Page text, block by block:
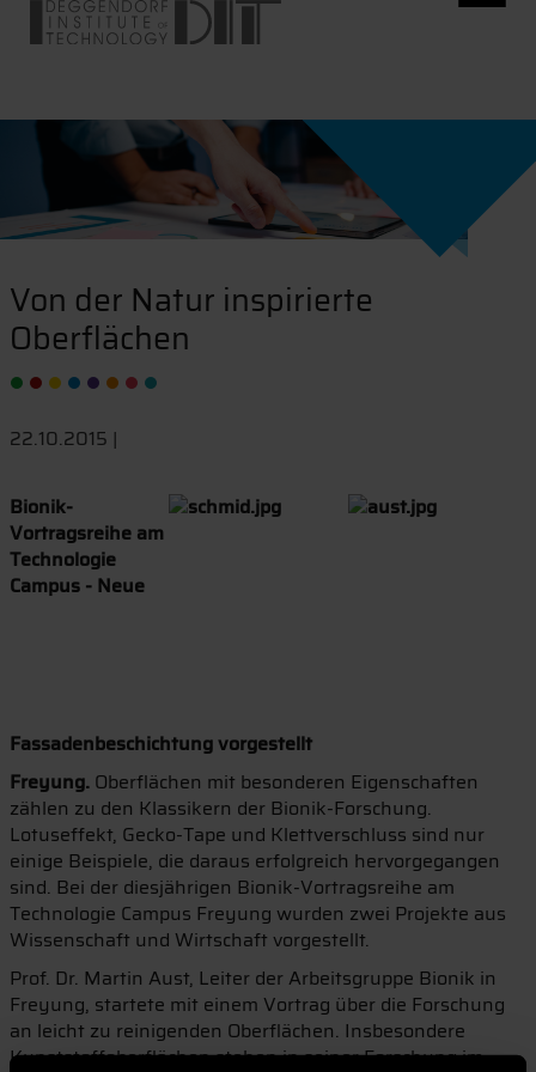
Von der Natur inspirierte
Oberflächen
22.10.2015 |
Bionik-
Vortragsreihe am
Technologie
Campus - Neue
Fassadenbeschichtung vorgestellt
Freyung. Oberflächen mit besonderen Eigenschaften
zählen zu den Klassikern der Bionik-Forschung.
Lotuseffekt, Gecko-Tape und Klettverschluss sind nur
einige Beispiele, die daraus erfolgreich hervorgegangen
sind. Bei der diesjährigen Bionik-Vortragsreihe am
Technologie Campus Freyung wurden zwei Projekte aus
Wissenschaft und Wirtschaft vorgestellt.
Prof. Dr. Martin Aust, Leiter der Arbeitsgruppe Bionik in
Freyung, startete mit einem Vortrag über die Forschung
an leicht zu reinigenden Oberflächen. Insbesondere
Kunststoffoberflächen stehen in seiner Forschung im